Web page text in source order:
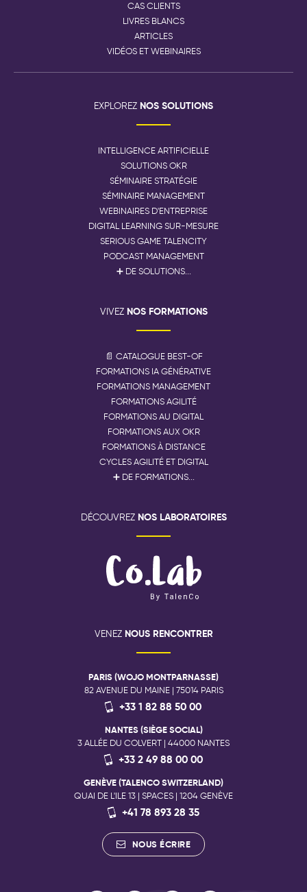
CAS CLIENTS
LIVRES BLANCS
ARTICLES
VIDÉOS ET WEBINAIRES
EXPLOREZ NOS SOLUTIONS
INTELLIGENCE ARTIFICIELLE
SOLUTIONS OKR
SÉMINAIRE STRATÉGIE
SÉMINAIRE MANAGEMENT
WEBINAIRES D'ENTREPRISE
DIGITAL LEARNING SUR-MESURE
SERIOUS GAME TALENCITY
PODCAST MANAGEMENT
➕ DE SOLUTIONS...
VIVEZ NOS FORMATIONS
📄 CATALOGUE BEST-OF
FORMATIONS IA GÉNÉRATIVE
FORMATIONS MANAGEMENT
FORMATIONS AGILITÉ
FORMATIONS AU DIGITAL
FORMATIONS AUX OKR
FORMATIONS À DISTANCE
CYCLES AGILITÉ ET DIGITAL
➕ DE FORMATIONS...
DÉCOUVREZ NOS LABORATOIRES
VENEZ NOUS RENCONTRER
PARIS (WOJO MONTPARNASSE)
82 AVENUE DU MAINE | 75014 PARIS
+33 1 82 88 50 00
NANTES (SIÈGE SOCIAL)
3 ALLÉE DU COLVERT | 44000 NANTES
+33 2 49 88 00 00
GENÈVE (TALENCO SWITZERLAND)
QUAI DE L'ILE 13 | SPACES | 1204 GENÈVE
+41 78 893 28 35
NOUS ÉCRIRE